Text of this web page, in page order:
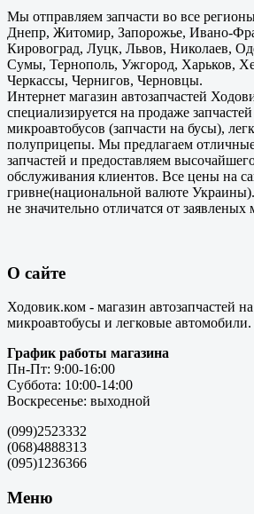
Мы отправляем запчасти во все
Днепр, Житомир, Запорожье, Ивано-
Кировоград, Луцк, Львов, Николаев,
Сумы, Тернополь, Ужгород, Харьков,
Черкассы, Чернигов, Черновцы.
Интернет магазин автозапчастей
специализируется на продаже
микроавтобусов (запчасти на бусы),
полуприцепы. Мы предлагаем
запчастей и предоставляем
обслуживания клиентов. Все цены на
гривне(национальной валюте
не значительно отличатся от
О сайте
Ходовик.ком - магазин автозапчастей
микроавтобусы и легковые автомобили.
График работы магазина
Пн-Пт: 9:00-16:00
Суббота: 10:00-14:00
Воскресенье: выходной
(099)2523332
(068)4888313
(095)1236366
Меню